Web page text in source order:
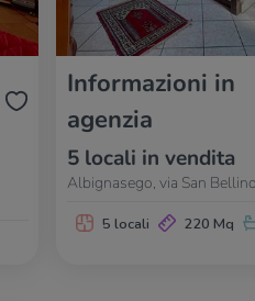
Informazioni in
agenzia
5 locali in vendita
Albignasego, via San Bellino
5 locali 220 Mq